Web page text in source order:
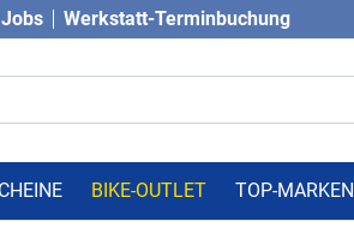
Jobs Werkstatt-Terminbuchung
BIKE-OUTLET TOP-MARKEN